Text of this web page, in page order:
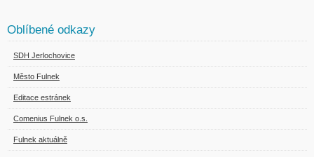
Oblíbené odkazy
SDH Jerlochovice
Město Fulnek
Editace estránek
Comenius Fulnek o.s.
Fulnek aktuálně